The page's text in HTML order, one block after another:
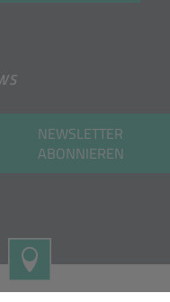
NEWSLETTER
ABONNIEREN
MAP